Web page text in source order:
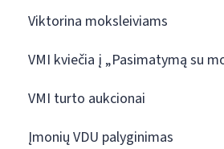
Viktorina moksleiviams
VMI kviečia į „Pasimatymą su
VMI turto aukcionai
Įmonių VDU palyginimas